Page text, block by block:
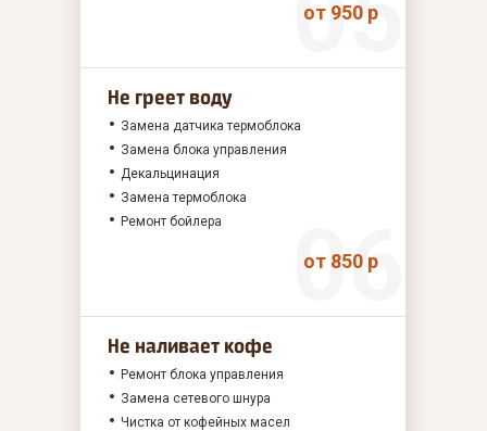
от 950 р
Не греет воду
Замена датчика термоблока
Замена блока управления
Декальцинация
Замена термоблока
Ремонт бойлера
от 850 р
Не наливает кофе
Ремонт блока управления
Замена сетевого шнура
Чистка от кофейных масел